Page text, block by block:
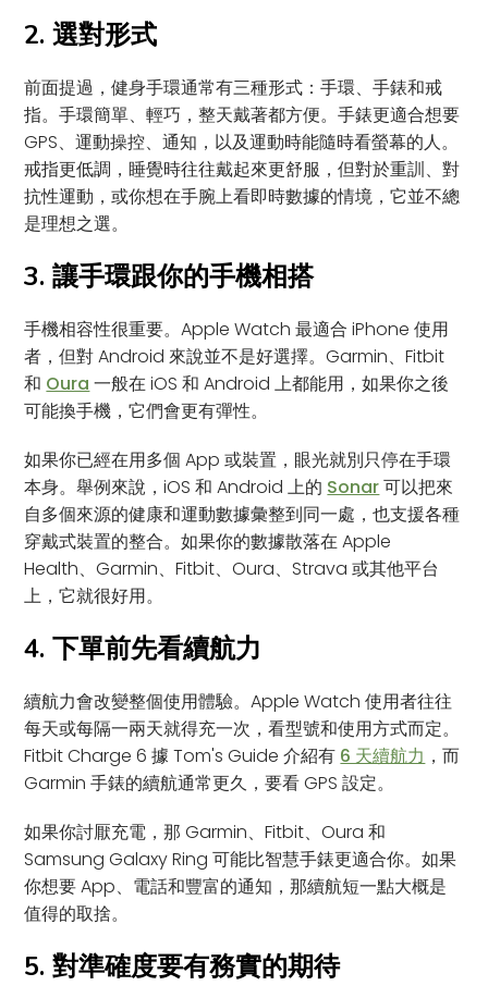
2. 選對形式
前面提過，健身手環通常有三種形式：手環、手錶和戒
指。手環簡單、輕巧，整天戴著都方便。手錶更適合想要
GPS、運動操控、通知，以及運動時能隨時看螢幕的人。
戒指更低調，睡覺時往往戴起來更舒服，但對於重訓、對
抗性運動，或你想在手腕上看即時數據的情境，它並不總
是理想之選。
3. 讓手環跟你的手機相搭
手機相容性很重要。Apple Watch 最適合 iPhone 使用
者，但對 Android 來說並不是好選擇。Garmin、Fitbit
和 Oura 一般在 iOS 和 Android 上都能用，如果你之後
可能換手機，它們會更有彈性。
如果你已經在用多個 App 或裝置，眼光就別只停在手環
本身。舉例來說，iOS 和 Android 上的 Sonar可以把來
自多個來源的健康和運動數據彙整到同一處，也支援各種
穿戴式裝置的整合。如果你的數據散落在 Apple
Health、Garmin、Fitbit、Oura、Strava 或其他平台
上，它就很好用。
4. 下單前先看續航力
續航力會改變整個使用體驗。Apple Watch 使用者往往
每天或每隔一兩天就得充一次，看型號和使用方式而定。
Fitbit Charge 6 據 Tom's Guide 介紹有 6 天續航力 ，而
Garmin 手錶的續航通常更久，要看 GPS 設定。
如果你討厭充電，那 Garmin、Fitbit、Oura 和
Samsung Galaxy Ring 可能比智慧手錶更適合你。如果
你想要 App、電話和豐富的通知，那續航短一點大概是
值得的取捨。
5. 對準確度要有務實的期待